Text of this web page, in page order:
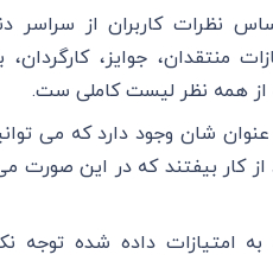
نظرات کاربران از سراسر
منتقدان، جوایز، کارگردان،
از همه نظر لیست کاملی ست.
شان وجود دارد که می
کار بیفتند که در این صورت
امتیازات داده شده توجه